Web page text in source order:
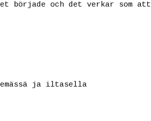
började och det verkar som att
ja iltasella